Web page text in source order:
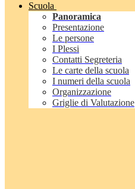
Scuola
Panoramica
Presentazione
Le persone
I Plessi
Contatti Segreteria
Le carte della scuola
I numeri della scuola
Organizzazione
Griglie di Valutazione